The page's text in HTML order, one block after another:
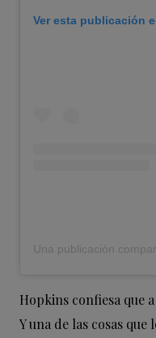
Ver esta publicación
Hopkins confiesa que
Y una de las cosas